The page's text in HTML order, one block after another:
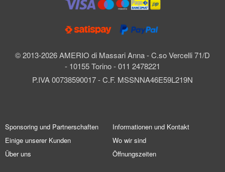
© 2013-2026 AMERIO di Massari Anna - C.so Vercelli 71/D
- 10155 Torino - 011 2478221
P.IVA 00738590017 - C.F. MSSNNA46E59L219N
Sponsoring und Partnerschaften
Einige unserer Kunden
Über uns
Informationen und Kontakt
Wo wir sind
Öffnungszeiten